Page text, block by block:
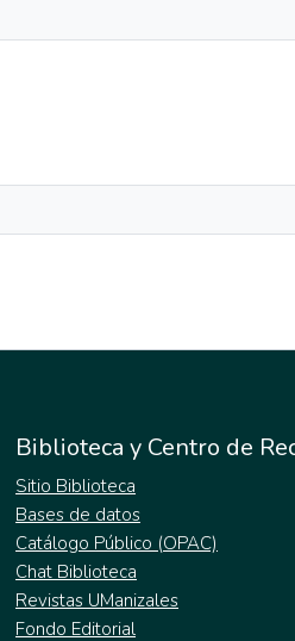
Biblioteca y Centro de
Sitio Biblioteca
Bases de datos
Catálogo Público (OPAC)
Chat Biblioteca
Revistas UManizales
Fondo Editorial